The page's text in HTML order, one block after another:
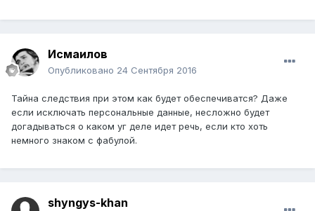
Исмаилов
Опубликовано 24 Сентября 2016
Тайна следствия при этом как будет обеспечиватся? Даже
если исключать персональные данные, несложно будет
догадываться о каком уг деле идет речь, если кто хоть
немного знаком с фабулой.
shyngys-khan